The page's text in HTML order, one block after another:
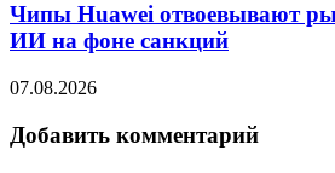
Чипы Huawei отвоевывают
ИИ на фоне санкций
07.08.2026
Добавить комментарий